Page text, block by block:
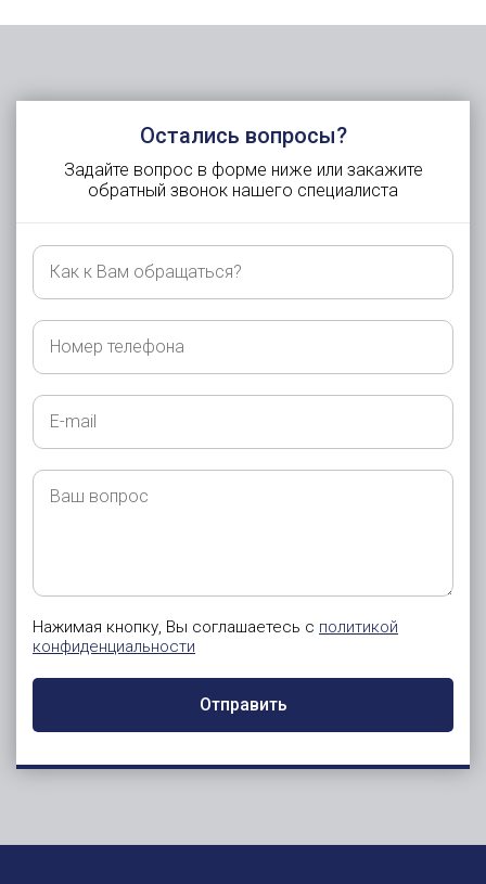
Остались вопросы?
Задайте вопрос в форме ниже или закажите
обратный звонок нашего специалиста
Как
Вам
обращаться?
Номер
телефона
E-
mail
Ваш
вопрос
Нажимая кнопку, Вы соглашаетесь с политикой
конфиденциальности
Отправить